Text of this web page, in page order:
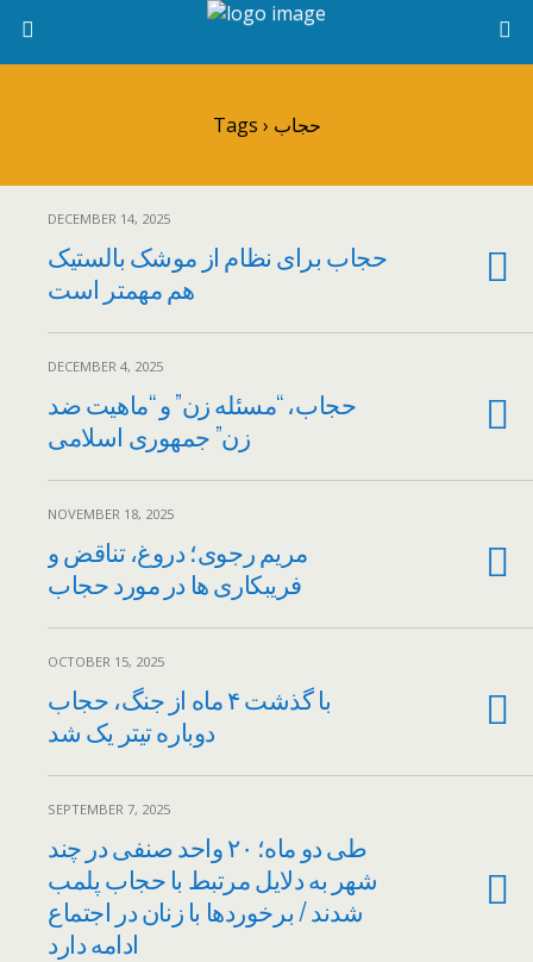
Tags › حجاب
DECEMBER 14, 2025
حجاب برای نظام از موشک بالستیک
هم مهمتر است
DECEMBER 4, 2025
حجاب، “مسئله زن” و “ماهیت ضد
زن” جمهوری اسلامی
NOVEMBER 18, 2025
مریم رجوی؛ دروغ، تناقض و
فریبکاری ها در مورد حجاب
OCTOBER 15, 2025
با گذشت ۴ ماه از جنگ، حجاب
دوباره تیتر یک شد
SEPTEMBER 7, 2025
طی دو ماه؛ ۲۰ واحد صنفی در چند
شهر به دلایل مرتبط با حجاب پلمب
شدند / برخوردها با زنان در اجتماع
ادامه دارد